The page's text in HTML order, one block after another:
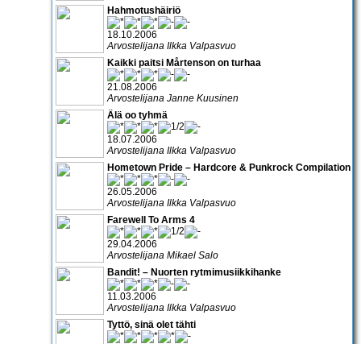
Hahmotushäiriö
18.10.2006
Arvostelijana Ilkka Valpasvuo
Kaikki paitsi Mårtenson on turhaa
21.08.2006
Arvostelijana Janne Kuusinen
Älä oo tyhmä
18.07.2006
Arvostelijana Ilkka Valpasvuo
Hometown Pride – Hardcore & Punkrock Compilation
26.05.2006
Arvostelijana Ilkka Valpasvuo
Farewell To Arms 4
29.04.2006
Arvostelijana Mikael Salo
Bandit! – Nuorten rytmimusiikkihanke
11.03.2006
Arvostelijana Ilkka Valpasvuo
Tyttö, sinä olet tähti